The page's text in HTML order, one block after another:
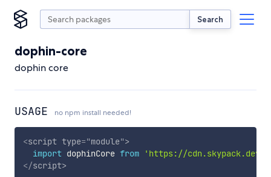
Search
dophin-core
dophin core
USAGE no npm install needed!
<script type="module">
import dophinCore from
'https://cdn.skypack.dev/
</script>